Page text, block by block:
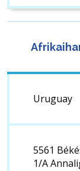
Uruguay
5561
1/A